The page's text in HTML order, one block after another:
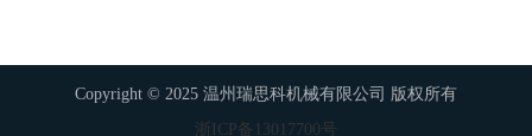
Copyright © 2025 温州瑞思科机械有限公司 版权所有
浙ICP备13017700号